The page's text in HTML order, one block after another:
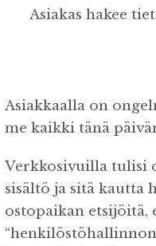
Asiakas hakee
Asiakkaalla on
me kaikki tänä
Verkkosivuilla tulisi
sisältö ja sitä kautta
ostopaikan etsijöitä,